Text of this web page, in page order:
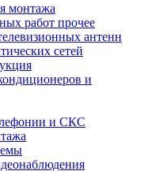
монтажа
работ прочее
антенн
сетей
и
и СКС